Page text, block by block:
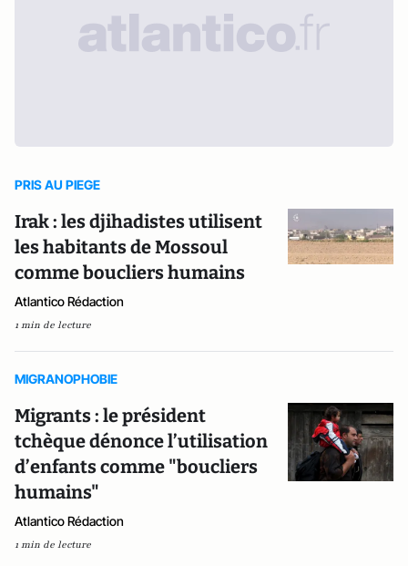
PRIS AU PIEGE
Irak : les djihadistes utilisent
les habitants de Mossoul
comme boucliers humains
Atlantico Rédaction
1 min de lecture
MIGRANOPHOBIE
Migrants : le président
tchèque dénonce l’utilisation
d’enfants comme "boucliers
humains"
Atlantico Rédaction
1 min de lecture